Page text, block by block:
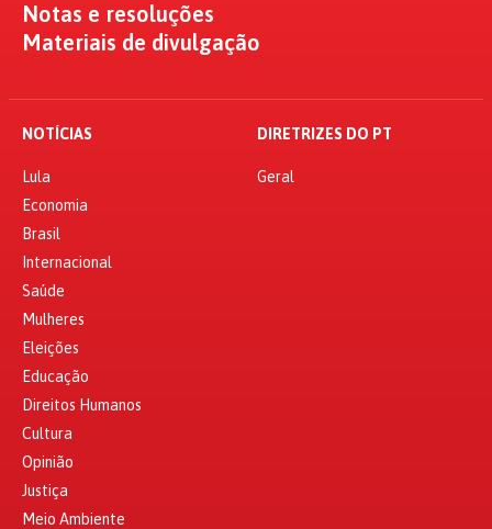
Notas e resoluções
Materiais de divulgação
NOTÍCIAS
Lula
Economia
Brasil
Internacional
Saúde
Mulheres
Eleições
Educação
Direitos Humanos
Cultura
Opinião
Justiça
Meio Ambiente
DIRETRIZES DO PT
Geral